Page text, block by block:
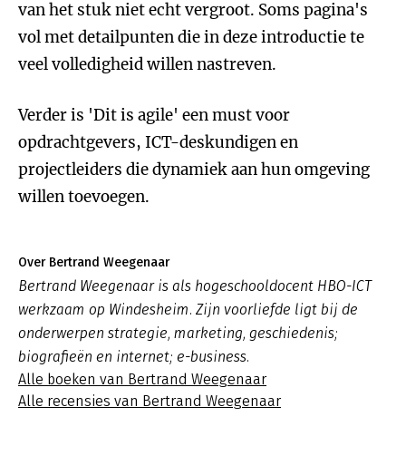
van het stuk niet echt vergroot. Soms pagina's
vol met detailpunten die in deze introductie te
veel volledigheid willen nastreven.
Verder is 'Dit is agile' een must voor
opdrachtgevers, ICT-deskundigen en
projectleiders die dynamiek aan hun omgeving
willen toevoegen.
Over Bertrand Weegenaar
Bertrand Weegenaar is als hogeschooldocent HBO-ICT
werkzaam op Windesheim. Zijn voorliefde ligt bij de
onderwerpen strategie, marketing, geschiedenis;
biografieën en internet; e-business.
Alle boeken van Bertrand Weegenaar
Alle recensies van Bertrand Weegenaar